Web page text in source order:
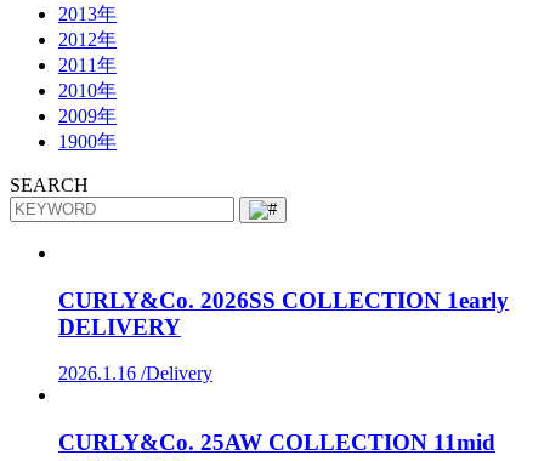
2013年
2012年
2011年
2010年
2009年
1900年
SEARCH
CURLY&Co. 2026SS COLLECTION 1early
DELIVERY
2026.1.16 /Delivery
CURLY&Co. 25AW COLLECTION 11mid